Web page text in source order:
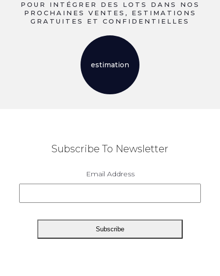
POUR INTÉGRER DES LOTS DANS NOS
PROCHAINES VENTES, ESTIMATIONS
GRATUITES ET CONFIDENTIELLES
estimation
Subscribe To Newsletter
Email Address